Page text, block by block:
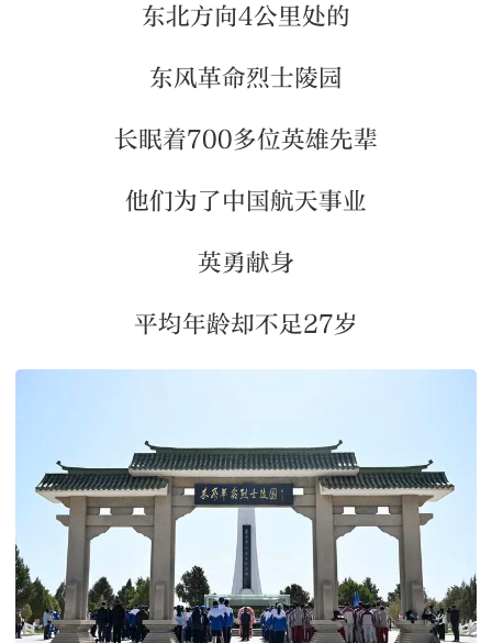
东北方向4公里处的
东风革命烈士陵园
长眠着700多位英雄先辈
他们为了中国航天事业
英勇献身
平均年龄却不足27岁